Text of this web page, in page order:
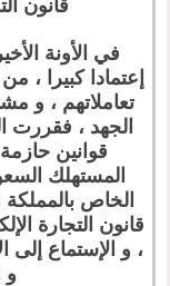
قانون
في الأونة
إعتمادا كبيرا ،
تعاملاتهم ، و
الجهد ، فقررت
قوانين
المستهلك
قانون التجارة
، و الإستماع إلى
و